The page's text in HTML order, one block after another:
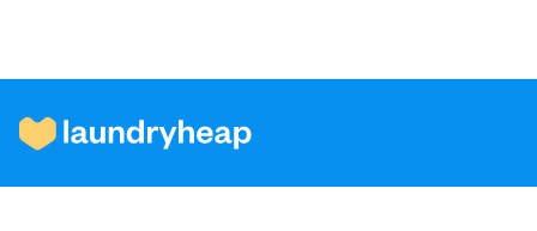
Comment ça fonctionne